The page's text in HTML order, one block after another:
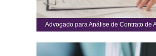
Advogado para Análise de Contrato de